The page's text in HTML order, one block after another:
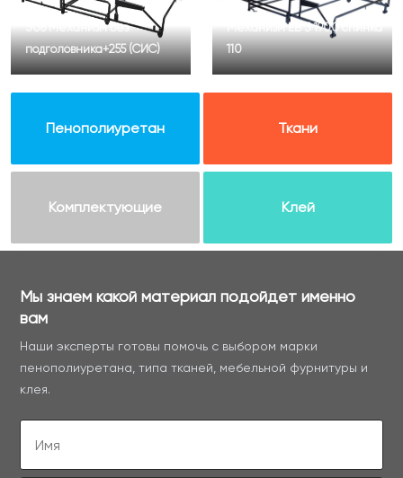
306 Механизм без
подголовника+255 (СИС)
Механизм ЕВ 3 1900 спинка
110
Пенополиуретан Ткани
Комплектующие Клей
Мы знаем какой материал подойдет именно
вам
Наши эксперты готовы помочь с выбором марки
пенополиуретана, типа тканей, мебельной фурнитуры и
клея.